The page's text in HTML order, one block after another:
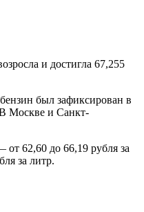
и достигла 67,255
был зафиксирован в
Москве и Санкт-
62,60 до 66,19 рубля за
за литр.